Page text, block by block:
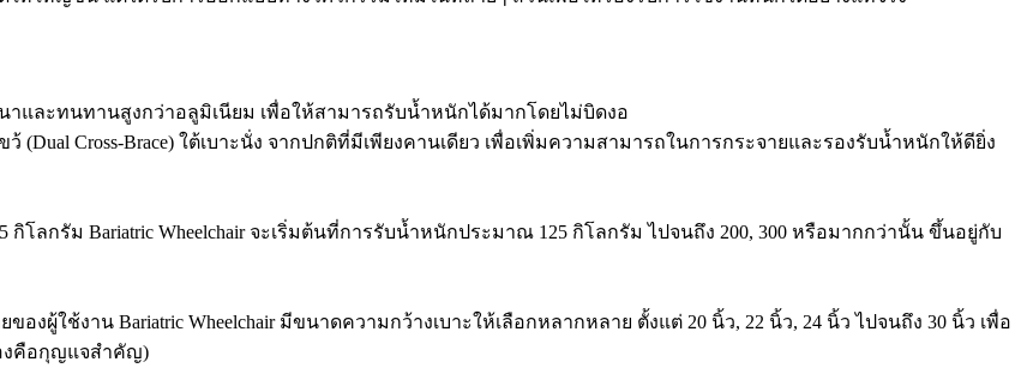
และทนทานสูงกว่าอลูมิเนียม เพื่อให้สามารถรับน้ำหนักได้มากโดยไม่บิดงอ
(Dual Cross-Brace) ใต้เบาะนั่ง จากปกติที่มีเพียงคานเดียว เพื่อเพิ่มความสามารถในการกระจายและรองรับน้ำหนักให้ดียิ่ง
ลกรัม Bariatric Wheelchair จะเริ่มต้นที่การรับน้ำหนักประมาณ 125 กิโลกรัม ไปจนถึง 200, 300 หรือมากกว่านั้น ขึ้นอยู่กับ
งผู้ใช้งาน Bariatric Wheelchair มีขนาดความกว้างเบาะให้เลือกหลากหลาย ตั้งแต่ 20 นิ้ว, 22 นิ้ว, 24 นิ้ว ไปจนถึง 30 นิ้ว เพื่อ
งคือกุญแจสำคัญ)